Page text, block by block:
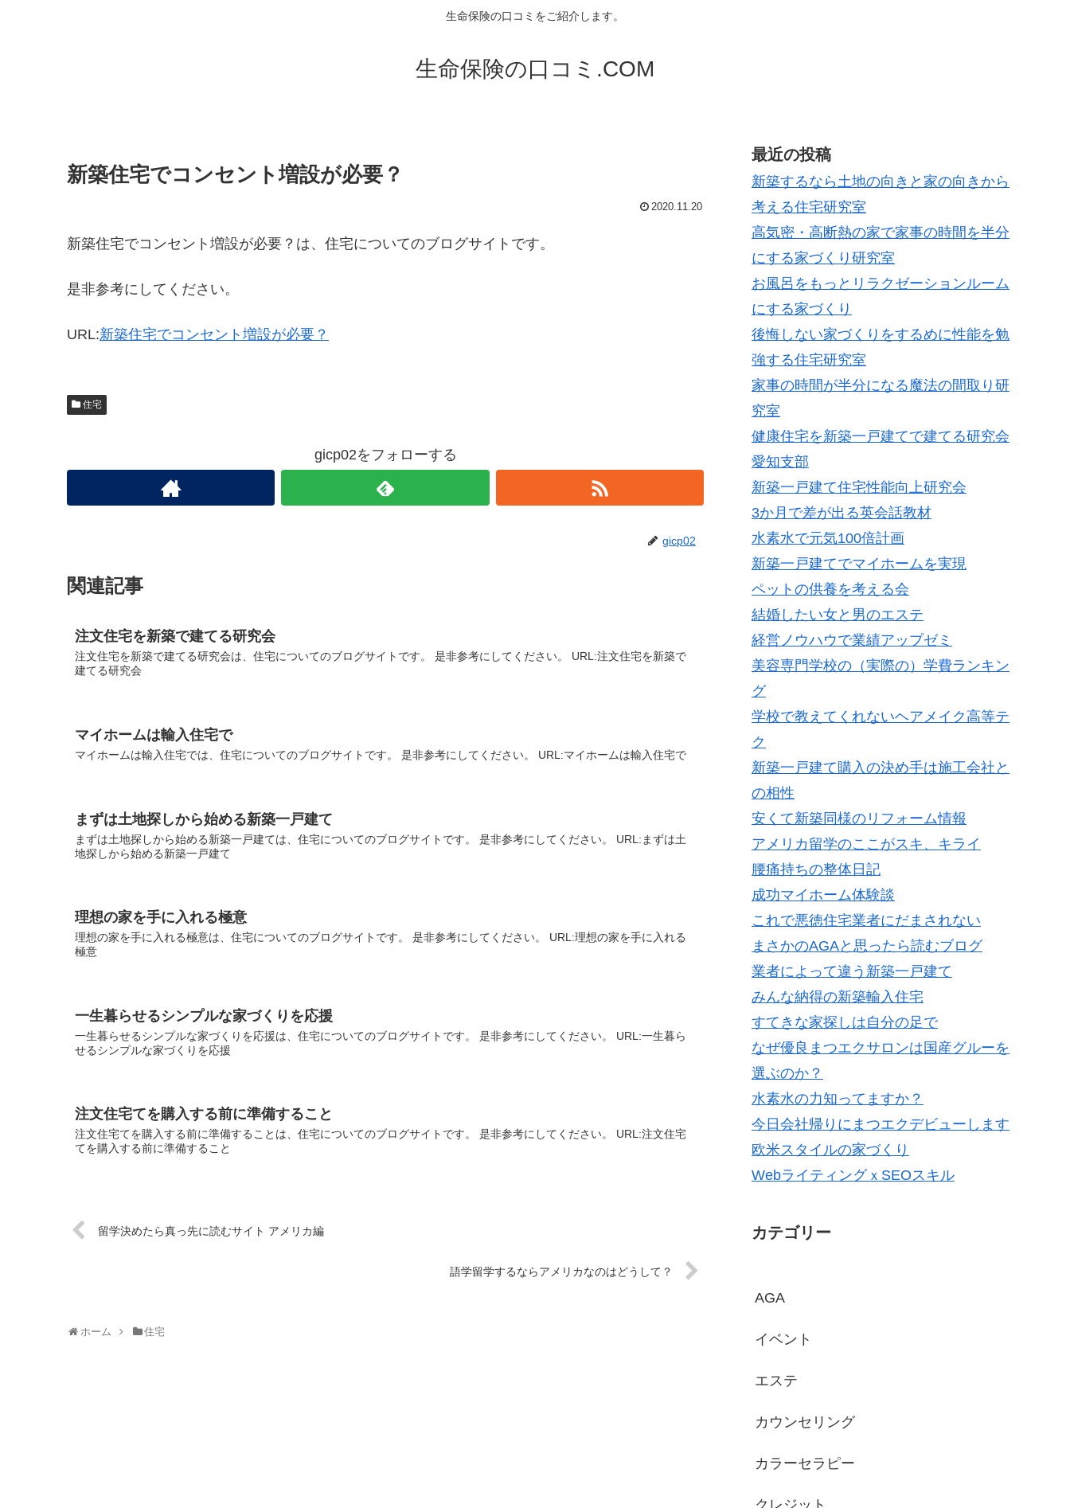
生命保険の口コミをご紹介します。
生命保険の口コミ.COM
新築住宅でコンセント増設が必要？
2020.11.20
新築住宅でコンセント増設が必要？は、住宅についてのブログサイトです。
是非参考にしてください。
URL:新築住宅でコンセント増設が必要？
住宅
gicp02をフォローする
gicp02
関連記事
注文住宅を新築で建てる研究会
注文住宅を新築で建てる研究会は、住宅についてのブログサイトです。 是非参考にしてください。 URL:注文住宅を新築で
建てる研究会
マイホームは輸入住宅で
マイホームは輸入住宅では、住宅についてのブログサイトです。 是非参考にしてください。 URL:マイホームは輸入住宅で
まずは土地探しから始める新築一戸建て
まずは土地探しから始める新築一戸建ては、住宅についてのブログサイトです。 是非参考にしてください。 URL:まずは土
地探しから始める新築一戸建て
理想の家を手に入れる極意
理想の家を手に入れる極意は、住宅についてのブログサイトです。 是非参考にしてください。 URL:理想の家を手に入れる
極意
一生暮らせるシンプルな家づくりを応援
一生暮らせるシンプルな家づくりを応援は、住宅についてのブログサイトです。 是非参考にしてください。 URL:一生暮ら
せるシンプルな家づくりを応援
注文住宅てを購入する前に準備すること
注文住宅てを購入する前に準備することは、住宅についてのブログサイトです。 是非参考にしてください。 URL:注文住宅
てを購入する前に準備すること
留学決めたら真っ先に読むサイト アメリカ編
語学留学するならアメリカなのはどうして？
ホーム 住宅
最近の投稿
新築するなら土地の向きと家の向きから
考える住宅研究室
高気密・高断熱の家で家事の時間を半分
にする家づくり研究室
お風呂をもっとリラクゼーションルーム
にする家づくり
後悔しない家づくりをするめに性能を勉
強する住宅研究室
家事の時間が半分になる魔法の間取り研
究室
健康住宅を新築一戸建てで建てる研究会
愛知支部
新築一戸建て住宅性能向上研究会
3か月で差が出る英会話教材
水素水で元気100倍計画
新築一戸建てでマイホームを実現
ペットの供養を考える会
結婚したい女と男のエステ
経営ノウハウで業績アップゼミ
美容専門学校の（実際の）学費ランキン
グ
学校で教えてくれないヘアメイク高等テ
ク
新築一戸建て購入の決め手は施工会社と
の相性
安くて新築同様のリフォーム情報
アメリカ留学のここがスキ、キライ
腰痛持ちの整体日記
成功マイホーム体験談
これで悪徳住宅業者にだまされない
まさかのAGAと思ったら読むブログ
業者によって違う新築一戸建て
みんな納得の新築輸入住宅
すてきな家探しは自分の足で
なぜ優良まつエクサロンは国産グルーを
選ぶのか？
水素水の力知ってますか？
今日会社帰りにまつエクデビューします
欧米スタイルの家づくり
WebライティングｘSEOスキル
カテゴリー
AGA
イベント
エステ
カウンセリング
カラーセラピー
クレジット